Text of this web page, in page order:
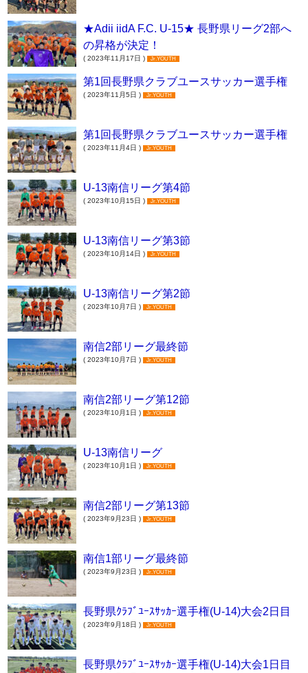
★Adii iidA F.C. U-15★ 長野県リーグ2部へ
の昇格が決定！
( 2023年11月17日 ) Jr.YOUTH
第1回長野県クラブユースサッカー選手権
( 2023年11月5日 ) Jr.YOUTH
第1回長野県クラブユースサッカー選手権
( 2023年11月4日 ) Jr.YOUTH
U-13南信リーグ第4節
( 2023年10月15日 ) Jr.YOUTH
U-13南信リーグ第3節
( 2023年10月14日 ) Jr.YOUTH
U-13南信リーグ第2節
( 2023年10月7日 ) Jr.YOUTH
南信2部リーグ最終節
( 2023年10月7日 ) Jr.YOUTH
南信2部リーグ第12節
( 2023年10月1日 ) Jr.YOUTH
U-13南信リーグ
( 2023年10月1日 ) Jr.YOUTH
南信2部リーグ第13節
( 2023年9月23日 ) Jr.YOUTH
南信1部リーグ最終節
( 2023年9月23日 ) Jr.YOUTH
長野県ｸﾗﾌﾞﾕｰｽｻｯｶｰ選手権(U-14)大会2日目
( 2023年9月18日 ) Jr.YOUTH
長野県ｸﾗﾌﾞﾕｰｽｻｯｶｰ選手権(U-14)大会1日目